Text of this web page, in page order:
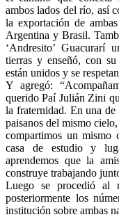
ambos lados del río, así
la exportación de
Argentina y Brasil.
‘Andresito’ Guacurarí
tierras y enseñó, con
están unidos y se
Y agregó:
querido Paí Julián Zini
la fraternidad. En una de
paisanos del mismo
compartimos un mismo
casa de estudio y
aprendemos que la
construye trabajando
Luego se procedió al
posteriormente los
institución sobre ambas